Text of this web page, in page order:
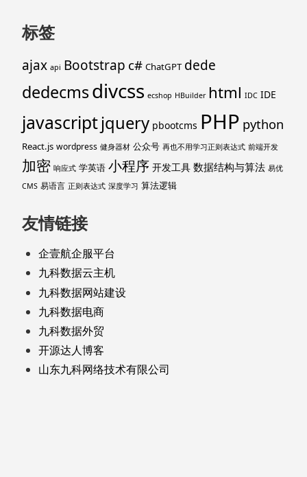
标签
ajax api Bootstrap c# ChatGPT dede
dedecmsdivcss ecshop HBuilder html IDC IDE
javascriptjquery pbootcms PHP python
React.js wordpress 健身器材 公众号 再也不用学习正则表达式 前端开发
加密 响应式 学英语 小程序 开发工具 数据结构与算法 易优
CMS 易语言 正则表达式 深度学习 算法逻辑
友情链接
企壹航企服平台
九科数据云主机
九科数据网站建设
九科数据电商
九科数据外贸
开源达人博客
山东九科网络技术有限公司